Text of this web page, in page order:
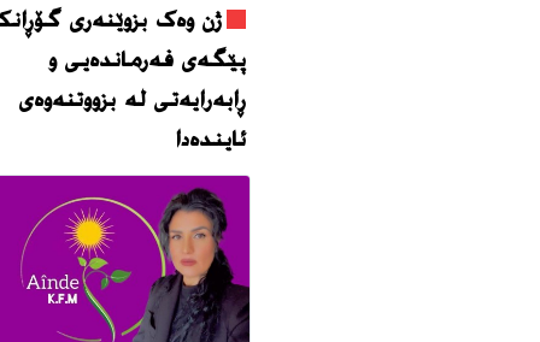
ژن وەک بزوێنەری
پێگەی فەرماندەیی و
ڕابەرایەتی لە بزووتنەوەی
ئایندەدا